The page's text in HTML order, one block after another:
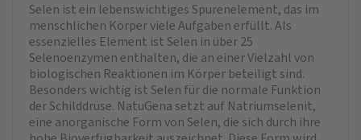
Selen ist ein lebenswichtiges Spurenelement, das im
menschlichen Körper viele Aufgaben erfüllt. Als
essenzielles Element ist Selen in über 25
Selenoenzymen enthalten, die an einer Vielzahl von
biologischen Reaktionen im Körper beteiligt sind.
Besonders wichtig ist Selen für die normale Funktion
der Schilddrüse. NatuGena setzt auf Natriumselenit,
eine anorganische Form von Selen, die sich durch ihre